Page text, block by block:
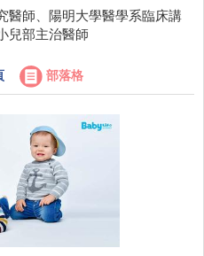
醫師、陽明大學醫學系臨床講
兒部主治醫師
部落格